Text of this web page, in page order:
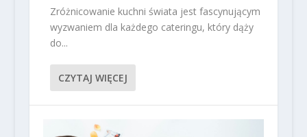
Zróżnicowanie kuchni świata jest fascynującym
wyzwaniem dla każdego cateringu, który dąży
do...
CZYTAJ WIĘCEJ